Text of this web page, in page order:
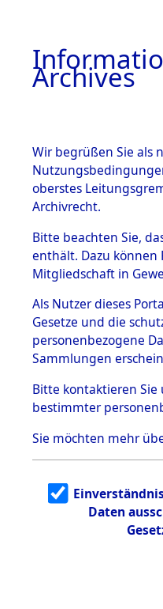
BESTÄNDE
1.
mente
5. Verschiedenes
5.3
Todesmärsche
5.3.1 Alliierte
Erhebungen
zu
Todesmärsch
en
5.3.2
g
5.3.3
Todesmärsch
Archives
Wir begrüßen Sie als
oberstes
Archivrecht.
Bitte beachten Sie,
enthält. Dazu können
Mitgliedschaft in
Als Nutzer dieses
Gesetze und die
personenbezogene
Sammlungen
Bitte kontaktieren Sie
bestimmter
Sie möchten mehr
Daten